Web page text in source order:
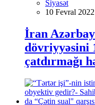
Siyasət
10 Fevral
İran
dövriyyəsini
çatdırmağı